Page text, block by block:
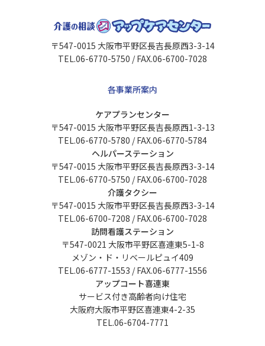
〒547-0015 大阪市平野区長吉長原西3-3-14
TEL.06-6770-5750 / FAX.06-6700-7028
各事業所案内
ケアプランセンター
〒547-0015 大阪市平野区長吉長原西1-3-13
TEL.06-6770-5780 / FAX.06-6770-5784
ヘルパーステーション
〒547-0015 大阪市平野区長吉長原西3-3-14
TEL.06-6770-5750 / FAX.06-6700-7028
介護タクシー
〒547-0015 大阪市平野区長吉長原西3-3-14
TEL.06-6700-7208 / FAX.06-6700-7028
訪問看護ステーション
〒547-0021 大阪市平野区喜連東5-1-8
メゾン・ド・リベールピュイ409
TEL.06-6777-1553 / FAX.06-6777-1556
アップコート喜連東
サービス付き高齢者向け住宅
大阪府大阪市平野区喜連東4-2-35
TEL.06-6704-7771